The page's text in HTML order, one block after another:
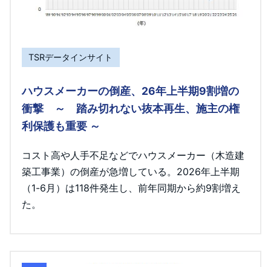
TSRデータインサイト
ハウスメーカーの倒産、26年上半期9割増の
衝撃 ～ 踏み切れない抜本再生、施主の権
利保護も重要 ～
コスト高や人手不足などでハウスメーカー（木造建
築工事業）の倒産が急増している。2026年上半期
（1-6月）は118件発生し、前年同期から約9割増え
た。